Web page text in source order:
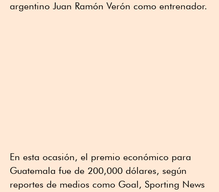
argentino Juan Ramón Verón como entrenador.
En esta ocasión, el premio económico para
Guatemala fue de 200,000 dólares, según
reportes de medios como Goal, Sporting News